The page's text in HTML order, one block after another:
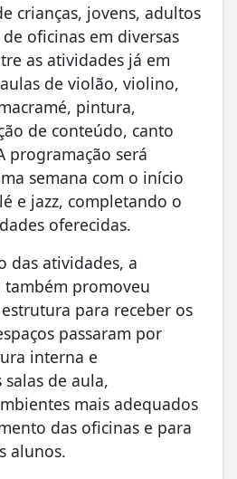
crianças, jovens, adultos
oficinas em diversas
as atividades já em
de violão, violino,
pintura,
de conteúdo, canto
programação será
semana com o início
e jazz, completando o
oferecidas.
das atividades, a
também promoveu
para receber os
passaram por
interna e
de aula,
mais adequados
das oficinas e para
alunos.